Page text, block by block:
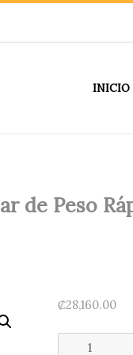
INICIO
de Peso Rápido
de Peso
₡28,160.00